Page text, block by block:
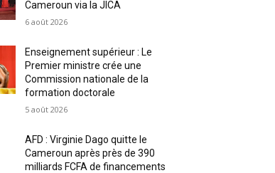
Cameroun via la JICA
6 août 2026
Enseignement supérieur : Le
Premier ministre crée une
Commission nationale de la
formation doctorale
5 août 2026
AFD : Virginie Dago quitte le
Cameroun après près de 390
milliards FCFA de financements